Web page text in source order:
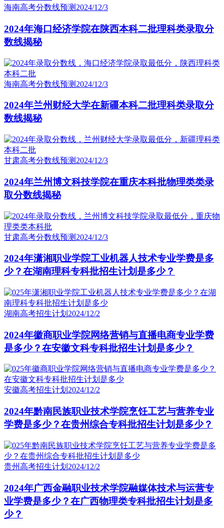
海南高考分数线预测 2024/12/3
2024年海口经济学院在陕西本科二批理科类录取分
数线揭秘
海南高考分数线预测 2024/12/3
2024年兰州财经大学在新疆本科二批理科类录取分
数线揭秘
甘肃高考分数线预测 2024/12/3
2024年兰州博文科技学院在重庆本科批物理类类录
取分数线揭秘
甘肃高考分数线预测 2024/12/3
2024年潇湘职业学院工业机器人技术专业学费是多
少？在湖南理科专科批招生计划是多少？
湖南高考招生计划 2024/12/2
2024年徽商职业学院网络营销与直播电商专业学费
是多少？在安徽文科专科批招生计划是多少？
安徽高考招生计划 2024/12/2
2024年黔南民族职业技术学院烹饪工艺与营养专业
学费是多少？在贵州综合专科批招生计划是多少？
贵州高考招生计划 2024/12/2
2024年广西金融职业技术学院融媒体技术与运营专
业学费是多少？在广西物理类专科批招生计划是多
少？